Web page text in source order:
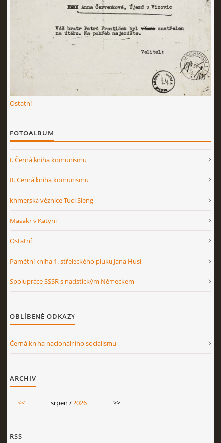
Ostatní
FOTOALBUM
I. Černá kniha komunismu
II. Černá kniha komunismu
khmerská věznice Tuol Sleng
Masakr v Katyni
Ostatní
Pamětní kniha 1. střeleckého pluku Jana Husi
Spolupráce SSSR s nacistickým Německem
OBLÍBENÉ ODKAZY
Černá kniha nacionálního socialismu
ARCHIV
<< srpen /2026 >>
RSS